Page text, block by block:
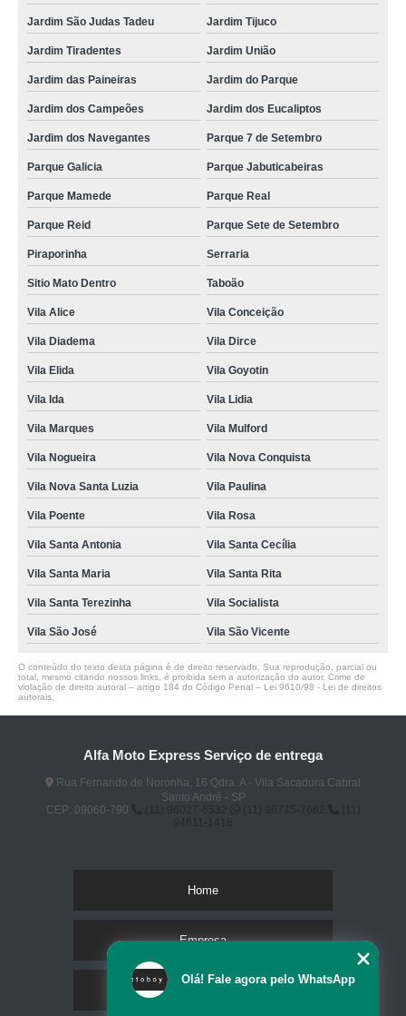
Jardim São Judas Tadeu Jardim Tijuco
Jardim Tiradentes Jardim União
Jardim das Paineiras Jardim do Parque
Jardim dos Campeões Jardim dos Eucaliptos
Jardim dos Navegantes Parque 7 de Setembro
Parque Galicia Parque Jabuticabeiras
Parque Mamede Parque Real
Parque Reid Parque Sete de Setembro
Piraporinha Serraria
Sitio Mato Dentro Taboão
Vila Alice Vila Conceição
Vila Diadema Vila Dirce
Vila Elida Vila Goyotin
Vila Ida Vila Lidia
Vila Marques Vila Mulford
Vila Nogueira Vila Nova Conquista
Vila Nova Santa Luzia Vila Paulina
Vila Poente Vila Rosa
Vila Santa Antonia Vila Santa Cecília
Vila Santa Maria Vila Santa Rita
Vila Santa Terezinha Vila Socialista
Vila São José Vila São Vicente
O conteúdo do texto desta página é de direito reservado. Sua reprodução, parcial ou
total, mesmo citando nossos links, é proibida sem a autorização do autor. Crime de
violação de direito autoral – artigo 184 do Código Penal – Lei 9610/98 - Lei de direitos
autorais
Alfa Moto Express Serviço de entrega
Rua Fernando de Noronha, 16 Qdra. A - Vila Sacadura Cabral
Santo André - SP
CEP: 09060-790
(11) 96027-6532 (11) 96745-7662
(11)
94611-1418
Home
Empresa
Olá! Fale agora pelo WhatsApp